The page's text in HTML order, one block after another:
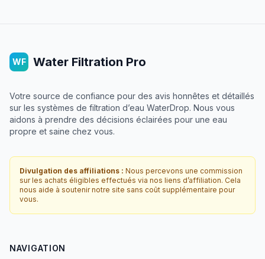
WF Water Filtration Pro
Votre source de confiance pour des avis honnêtes et détaillés
sur les systèmes de filtration d’eau WaterDrop. Nous vous
aidons à prendre des décisions éclairées pour une eau
propre et saine chez vous.
Divulgation des affiliations : Nous percevons une commission
sur les achats éligibles effectués via nos liens d’affiliation. Cela
nous aide à soutenir notre site sans coût supplémentaire pour
vous.
NAVIGATION